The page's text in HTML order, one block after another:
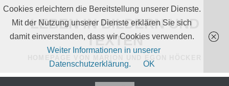
Zum
Inhalt
springen
LEBEN IN BILDERN UND
TEXTEN
Cookies erleichtern die Bereitstellung unserer Dienste.
Mit der Nutzung unserer Dienste erklären Sie sich
damit einverstanden, dass wir Cookies verwenden.
Weiter Informationen in unserer
Datenschutzerklärung.
OK